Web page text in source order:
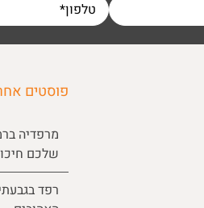
פוסטים
מרפדיה
שלכם
רפד